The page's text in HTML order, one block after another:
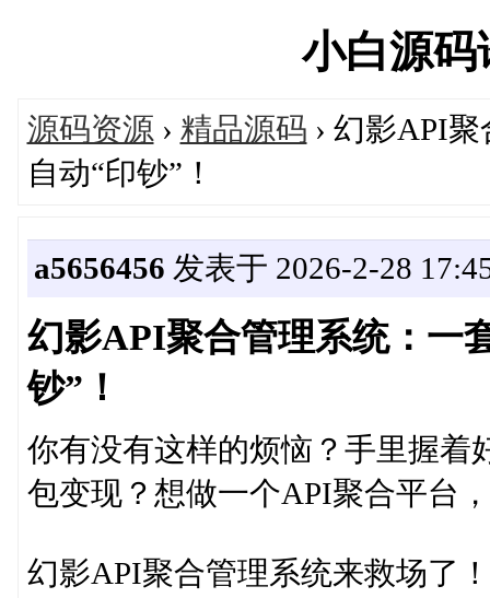
小白源
源码资源 › 精品源码 › 幻影API
自动“印钞”！
a5656456 发表于 2026-2-28
幻影API聚合管理系统：一
钞”！
你有没有这样的烦恼？手里握着
包变现？想做一个API聚合平台
幻影API聚合管理系统来救场了